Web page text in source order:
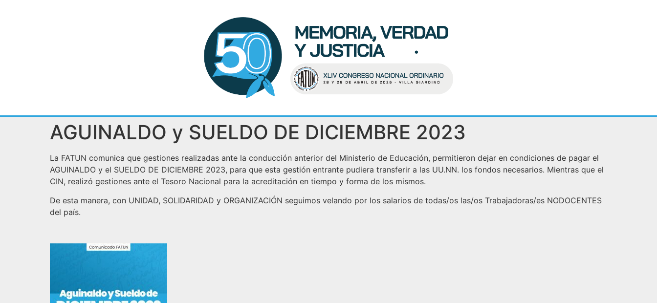
AGUINALDO y SUELDO DE DICIEMBRE 2023
La FATUN comunica que gestiones realizadas ante la conducción anterior del Ministerio de Educación, permitieron dejar en condiciones de pagar el
AGUINALDO y el SUELDO DE DICIEMBRE 2023, para que esta gestión entrante pudiera transferir a las UU.NN. los fondos necesarios. Mientras que el
CIN, realizó gestiones ante el Tesoro Nacional para la acreditación en tiempo y forma de los mismos.
De esta manera, con UNIDAD, SOLIDARIDAD y ORGANIZACIÓN seguimos velando por los salarios de todas/os las/os Trabajadoras/es NODOCENTES
del país.